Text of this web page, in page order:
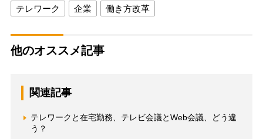
テレワーク 企業 働き方改革
他のオススメ記事
関連記事
テレワークと在宅勤務、テレビ会議とWeb会議、どう違
う？